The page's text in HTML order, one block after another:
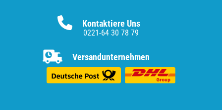
Kontaktiere Uns
0221-64 30 78 79
Versandunternehmen